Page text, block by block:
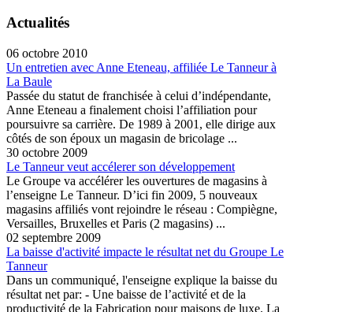
Actualités
06 octobre 2010
Un entretien avec Anne Eteneau, affiliée Le Tanneur à
La Baule
Passée du statut de franchisée à celui d’indépendante,
Anne Eteneau a finalement choisi l’affiliation pour
poursuivre sa carrière. De 1989 à 2001, elle dirige aux
côtés de son époux un magasin de bricolage ...
30 octobre 2009
Le Tanneur veut accélerer son développement
Le Groupe va accélérer les ouvertures de magasins à
l’enseigne Le Tanneur. D’ici fin 2009, 5 nouveaux
magasins affiliés vont rejoindre le réseau : Compiègne,
Versailles, Bruxelles et Paris (2 magasins) ...
02 septembre 2009
La baisse d'activité impacte le résultat net du Groupe Le
Tanneur
Dans un communiqué, l'enseigne explique la baisse du
résultat net par: - Une baisse de l’activité et de la
productivité de la Fabrication pour maisons de luxe. La